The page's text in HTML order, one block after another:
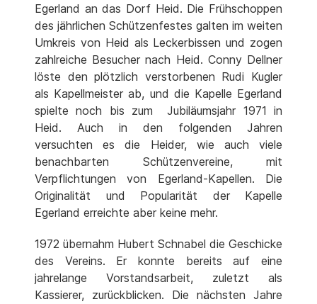
Egerland an das Dorf Heid. Die Frühschoppen
des jährlichen Schützenfestes galten im weiten
Umkreis von Heid als Leckerbissen und zogen
zahlreiche Besucher nach Heid. Conny Dellner
löste den plötzlich verstorbenen Rudi Kugler
als Kapellmeister ab, und die Kapelle Egerland
spielte noch bis zum Jubiläumsjahr 1971 in
Heid. Auch in den folgenden Jahren
versuchten es die Heider, wie auch viele
benachbarten Schützenvereine, mit
Verpflichtungen von Egerland-Kapellen. Die
Originalität und Popularität der Kapelle
Egerland erreichte aber keine mehr.
1972 übernahm Hubert Schnabel die Geschicke
des Vereins. Er konnte bereits auf eine
jahrelange Vorstandsarbeit, zuletzt als
Kassierer, zurückblicken. Die nächsten Jahre